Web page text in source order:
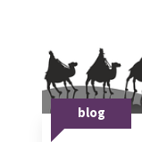
blog